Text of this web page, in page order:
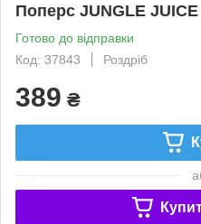
Поперс JUNGLE
Готово до відправки
Код: 37843
Роздріб
389 ₴